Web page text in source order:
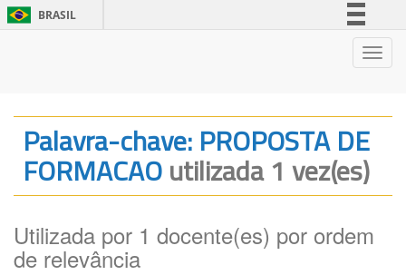
BRASIL
Legislação
Canais
Palavra-chave: PROPOSTA DE
FORMACAOutilizada 1 vez(es)
Utilizada por 1 docente(es) por ordem
de relevância